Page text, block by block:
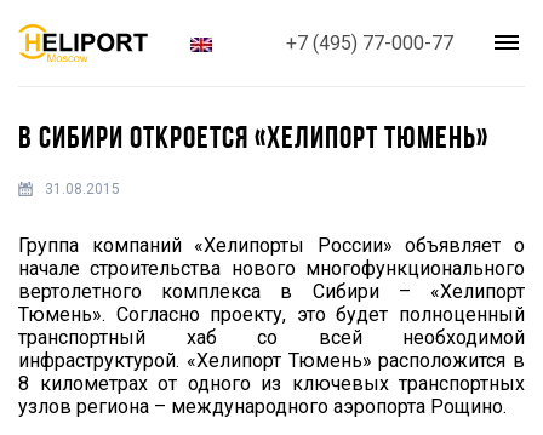
+7 (495) 77-000-77
В СИБИРИ ОТКРОЕТСЯ «ХЕЛИПОРТ ТЮМЕНЬ»
31.08.2015
Группа компаний «Хелипорты России» объявляет о
начале строительства нового многофункционального
вертолетного комплекса в Сибири – «Хелипорт
Тюмень». Согласно проекту, это будет полноценный
транспортный хаб со всей необходимой
инфраструктурой. «Хелипорт Тюмень» расположится в
8 километрах от одного из ключевых транспортных
узлов региона – международного аэропорта Рощино.